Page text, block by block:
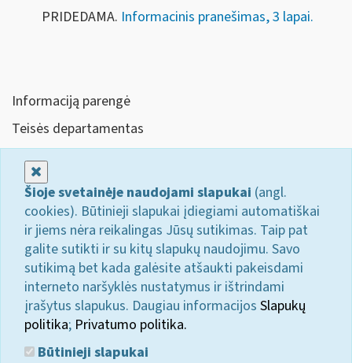
PRIDEDAMA. Informacinis pranešimas, 3 lapai.
Informaciją parengė
Teisės departamentas
Šioje svetainėje naudojami slapukai (angl.
cookies). Būtinieji slapukai įdiegiami automatiškai
ir jiems nėra reikalingas Jūsų sutikimas. Taip pat
galite sutikti ir su kitų slapukų naudojimu. Savo
sutikimą bet kada galėsite atšaukti pakeisdami
interneto naršyklės nustatymus ir ištrindami
įrašytus slapukus. Daugiau informacijos Slapukų
politika; Privatumo politika.
Būtinieji slapukai